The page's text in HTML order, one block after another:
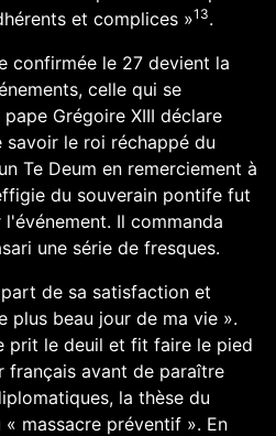
et complices »13.
confirmée le 27 devient la
celle qui se
pape Grégoire XIII déclare
le roi réchappé du
Te Deum en remerciement à
du souverain pontife fut
Il commanda
une série de fresques.
de sa satisfaction et
plus beau jour de ma vie ».
prit le deuil et fit faire le pied
français avant de paraître
la thèse du
massacre préventif ». En